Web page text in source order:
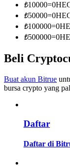
Informasi
Analisis data
Memandu
₺10000=0
₺50000=0
₺100000=0
₺500000=0
Beli
Buat akun Bitrue
bursa crypto yang
Daftar
Daftar di